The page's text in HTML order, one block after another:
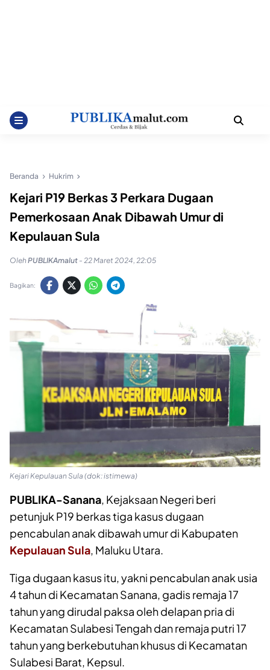
Beranda Hukrim
Kejari P19 Berkas 3 Perkara Dugaan
Pemerkosaan Anak Dibawah Umur di
Kepulauan Sula
OlehPUBLIKAmalut - 22 Maret 2024, 22:05
Bagikan:
Kejari Kepulauan Sula (dok: istimewa)
PUBLIKA-Sanana, Kejaksaan Negeri beri
petunjuk P19 berkas tiga kasus dugaan
pencabulan anak dibawah umur di Kabupaten
Kepulauan Sula, Maluku Utara.
Tiga dugaan kasus itu, yakni pencabulan anak usia
4 tahun di Kecamatan Sanana, gadis remaja 17
tahun yang dirudal paksa oleh delapan pria di
Kecamatan Sulabesi Tengah dan remaja putri 17
tahun yang berkebutuhan khusus di Kecamatan
Sulabesi Barat, Kepsul.